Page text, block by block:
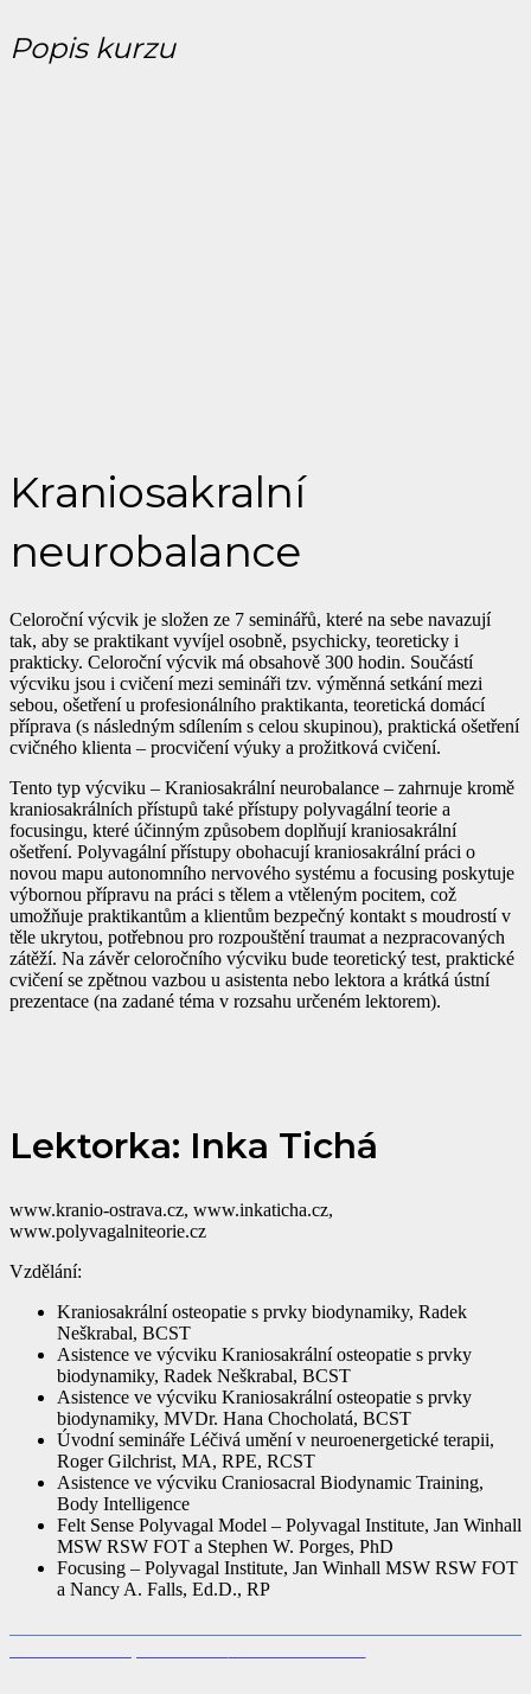
Popis kurzu
Kraniosakralní
neurobalance
Celoroční výcvik je složen ze 7 seminářů, které na sebe navazují
tak, aby se praktikant vyvíjel osobně, psychicky, teoreticky i
prakticky. Celoroční výcvik má obsahově 300 hodin. Součástí
výcviku jsou i cvičení mezi semináři tzv. výměnná setkání mezi
sebou, ošetření u profesionálního praktikanta, teoretická domácí
příprava (s následným sdílením s celou skupinou), praktická ošetření
cvičného klienta – procvičení výuky a prožitková cvičení.
Tento typ výcviku – Kraniosakrální neurobalance – zahrnuje kromě
kraniosakrálních přístupů také přístupy polyvagální teorie a
focusingu, které účinným způsobem doplňují kraniosakrální
ošetření. Polyvagální přístupy obohacují kraniosakrální práci o
novou mapu autonomního nervového systému a focusing poskytuje
výbornou přípravu na práci s tělem a vtěleným pocitem, což
umožňuje praktikantům a klientům bezpečný kontakt s moudrostí v
těle ukrytou, potřebnou pro rozpouštění traumat a nezpracovaných
zátěží. Na závěr celoročního výcviku bude teoretický test, praktické
cvičení se zpětnou vazbou u asistenta nebo lektora a krátká ústní
prezentace (na zadané téma v rozsahu určeném lektorem).
Lektorka: Inka Tichá
www.kranio-ostrava.cz, www.inkaticha.cz,
www.polyvagalniteorie.cz
Vzdělání:
Kraniosakrální osteopatie s prvky biodynamiky, Radek
Neškrabal, BCST
Asistence ve výcviku Kraniosakrální osteopatie s prvky
biodynamiky, Radek Neškrabal, BCST
Asistence ve výcviku Kraniosakrální osteopatie s prvky
biodynamiky, MVDr. Hana Chocholatá, BCST
Úvodní semináře Léčivá umění v neuroenergetické terapii,
Roger Gilchrist, MA, RPE, RCST
Asistence ve výcviku Craniosacral Biodynamic Training,
Body Intelligence
Felt Sense Polyvagal Model – Polyvagal Institute, Jan Winhall
MSW RSW FOT a Stephen W. Porges, PhD
Focusing – Polyvagal Institute, Jan Winhall MSW RSW FOT
a Nancy A. Falls, Ed.D., RP